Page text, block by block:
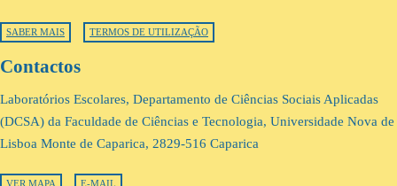
SABER MAIS TERMOS DE UTILIZAÇÃO
Contactos
Laboratórios Escolares, Departamento de Ciências Sociais Aplicadas
(DCSA) da Faculdade de Ciências e Tecnologia, Universidade Nova de
Lisboa Monte de Caparica, 2829-516 Caparica
VER MAPA E-MAIL